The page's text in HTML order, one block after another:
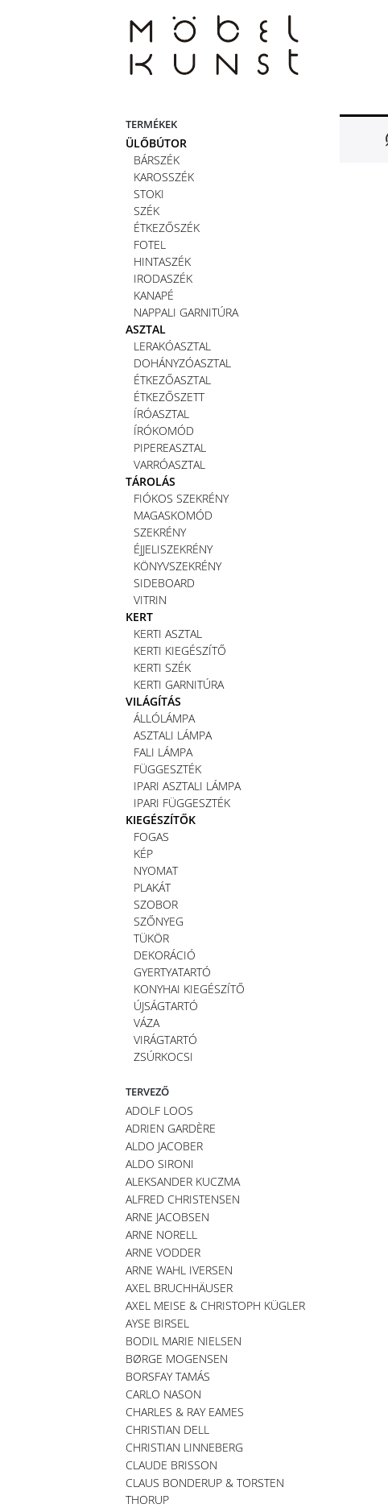
TERMÉKEK
ÜLŐBÚTOR
BÁRSZÉK
KAROSSZÉK
STOKI
SZÉK
ÉTKEZŐSZÉK
FOTEL
HINTASZÉK
IRODASZÉK
KANAPÉ
NAPPALI GARNITÚRA
ASZTAL
LERAKÓASZTAL
DOHÁNYZÓASZTAL
ÉTKEZŐASZTAL
ÉTKEZŐSZETT
ÍRÓASZTAL
ÍRÓKOMÓD
PIPEREASZTAL
VARRÓASZTAL
TÁROLÁS
FIÓKOS SZEKRÉNY
MAGASKOMÓD
SZEKRÉNY
ÉJJELISZEKRÉNY
KÖNYVSZEKRÉNY
SIDEBOARD
VITRIN
KERT
KERTI ASZTAL
KERTI KIEGÉSZÍTŐ
KERTI SZÉK
KERTI GARNITÚRA
VILÁGÍTÁS
ÁLLÓLÁMPA
ASZTALI LÁMPA
FALI LÁMPA
FÜGGESZTÉK
IPARI ASZTALI LÁMPA
IPARI FÜGGESZTÉK
KIEGÉSZÍTŐK
FOGAS
KÉP
NYOMAT
PLAKÁT
SZOBOR
SZŐNYEG
TÜKÖR
DEKORÁCIÓ
GYERTYATARTÓ
KONYHAI KIEGÉSZÍTŐ
ÚJSÁGTARTÓ
VÁZA
VIRÁGTARTÓ
ZSÚRKOCSI
TERVEZŐ
ADOLF LOOS
ADRIEN GARDÈRE
ALDO JACOBER
ALDO SIRONI
ALEKSANDER KUCZMA
ALFRED CHRISTENSEN
ARNE JACOBSEN
ARNE NORELL
ARNE VODDER
ARNE WAHL IVERSEN
AXEL BRUCHHÄUSER
AXEL MEISE & CHRISTOPH KÜGLER
AYSE BIRSEL
BODIL MARIE NIELSEN
BØRGE MOGENSEN
BORSFAY TAMÁS
CARLO NASON
CHARLES & RAY EAMES
CHRISTIAN DELL
CHRISTIAN LINNEBERG
CLAUDE BRISSON
CLAUS BONDERUP & TORSTEN
THORUP